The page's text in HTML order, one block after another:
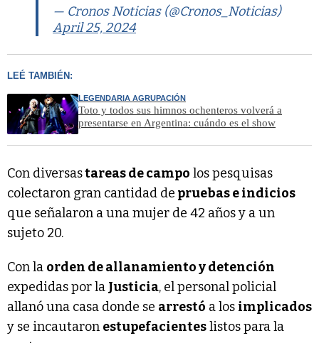
— Cronos Noticias (@Cronos_Noticias)
April 25, 2024
LEÉ TAMBIÉN:
LEGENDARIA AGRUPACIÓN
Toto y todos sus himnos ochenteros volverá a
presentarse en Argentina: cuándo es el show
Con diversastareas de campo los pesquisas
colectaron gran cantidad de pruebas e indicios
que señalaron a una mujer de 42 años y a un
sujeto 20.
Con la orden de allanamiento y detención
expedidas por la Justicia, el personal policial
allanó una casa donde se arrestó a los implicados
y se incautaron estupefacienteslistos para la